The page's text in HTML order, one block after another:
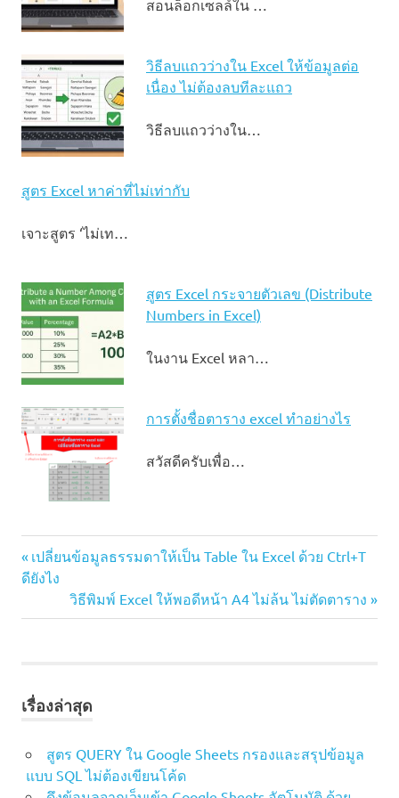
สอนล็อกเซลล์ใน …
วิธีลบแถวว่างใน Excel ให้ข้อมูลต่อ
เนื่อง ไม่ต้องลบทีละแถว
วิธีลบแถวว่างใน…
สูตร Excel หาค่าที่ไม่เท่ากับ
เจาะสูตร ‘ไม่เท…
สูตร Excel กระจายตัวเลข (Distribute
Numbers in Excel)
ในงาน Excel หลา…
การตั้งชื่อตาราง excel ทำอย่างไร
สวัสดีครับเพื่อ…
Excel Not
Responding
เปิด
ปัญหา
แนะแนว
เรื่อง
Previous
Post:
เปลี่ยนข้อมูลธรรมดาให้เป็น Table ใน Excel ด้วย Ctrl+T
ดียังไง
Next
Post:
วิธีพิมพ์ Excel ให้พอดีหน้า A4 ไม่ล้น ไม่ตัดตาราง
เรื่องล่าสุด
สูตร QUERY ใน Google Sheets กรองและสรุปข้อมูล
แบบ SQL ไม่ต้องเขียนโค้ด